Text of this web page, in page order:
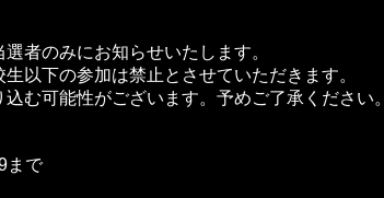
者のみにお知らせいたします。
以下の参加は禁止とさせていただきます。
む可能性がございます。予めご了承ください。
まで